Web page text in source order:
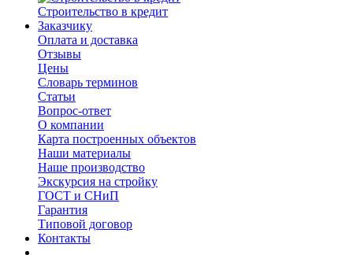
Строительство в кредит
Заказчику
Оплата и доставка
Отзывы
Цены
Словарь терминов
Статьи
Вопрос-ответ
О компании
Карта построенных объектов
Наши материалы
Наше производство
Экскурсия на стройку
ГОСТ и СНиП
Гарантия
Типовой договор
Контакты